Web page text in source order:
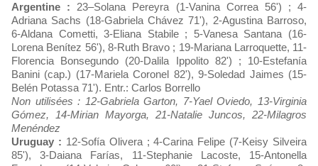
Argentine : 23–Solana Pereyra (1-Vanina Correa 56') ; 4-
Adriana Sachs (18-Gabriela Chávez 71'), 2-Agustina Barroso,
6-Aldana Cometti, 3-Eliana Stabile ; 5-Vanesa Santana (16-
Lorena Benítez 56'), 8-Ruth Bravo ; 19-Mariana Larroquette, 11-
Florencia Bonsegundo (20-Dalila Ippolito 82') ; 10-Estefanía
Banini (cap.) (17-Mariela Coronel 82'), 9-Soledad Jaimes (15-
Belén Potassa 71'). Entr.: Carlos Borrello
Non utilisées : 12-Gabriela Garton, 7-Yael Oviedo, 13-Virginia
Gómez, 14-Mirian Mayorga, 21-Natalie Juncos, 22-Milagros
Menéndez
Uruguay : 12-Sofía Olivera ; 4-Carina Felipe (7-Keisy Silveira
85'), 3-Daiana Farías, 11-Stephanie Lacoste, 15-Antonella